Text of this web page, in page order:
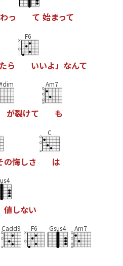
わっ て 始まって
たら
F6
いいよ」 なんて
が裂けて
Am7
も
の悔しさ
C
は
値しない
Cadd9 F6 Gsus4 Am7